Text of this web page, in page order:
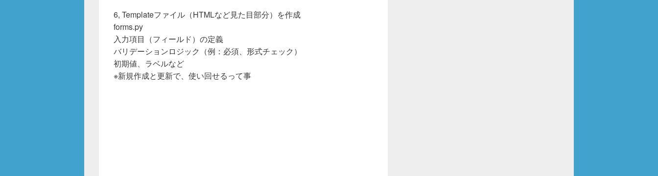
6, Templateファイル（HTMLなど見た目部分）を作成
forms.py
入力項目（フィールド）の定義
バリデーションロジック（例：必須、形式チェック）
初期値、ラベルなど
※新規作成と更新で、使い回せるって事